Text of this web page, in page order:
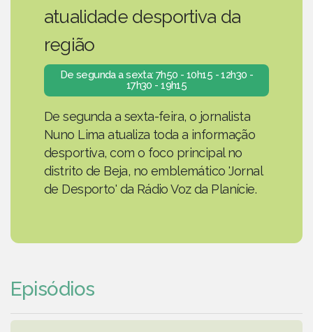
atualidade desportiva da
região
De segunda a sexta: 7h50 - 10h15 - 12h30 -
17h30 - 19h15
De segunda a sexta-feira, o jornalista
Nuno Lima atualiza toda a informação
desportiva, com o foco principal no
distrito de Beja, no emblemático 'Jornal
de Desporto' da Rádio Voz da Planície.
Episódios